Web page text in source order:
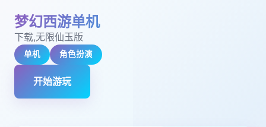
梦幻西游单机
下载,无限仙玉版
单机 角色扮演
开始游玩